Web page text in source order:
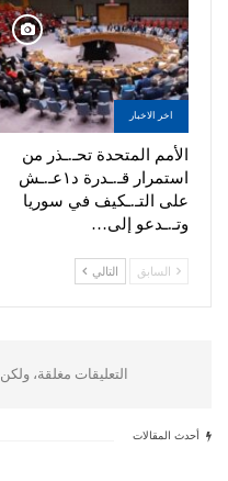
اخر الاخبار
الأمم المتحدة تحـ.ـذر من
استمرار قـ.ـدرة د١عـ.ـش
على التـ.ـكيف في سوريا
وتـ.ـدعو إلى…
السابق التالي
التعليقات مغلقة، ولكن
أحدث المقالات